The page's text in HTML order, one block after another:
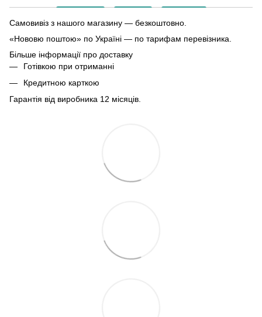
Самовивіз з нашого магазину — безкоштовно.
«Нововю поштою» по Україні — по тарифам перевізника.
Більше інформації про доставку
Готівкою при отриманні
Кредитною карткою
Гарантія від виробника 12 місяців.